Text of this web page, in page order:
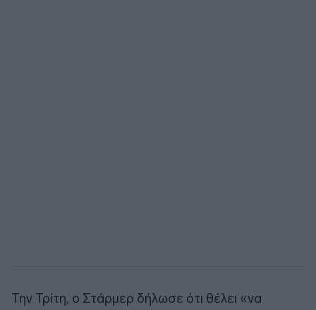
Την Τρίτη, ο Στάρμερ δήλωσε ότι θέλει «να